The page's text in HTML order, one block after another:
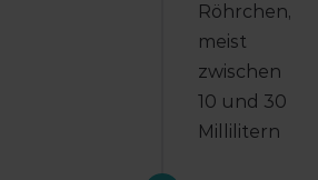
Röhrchen,
meist
zwischen
10 und 30
Millilitern